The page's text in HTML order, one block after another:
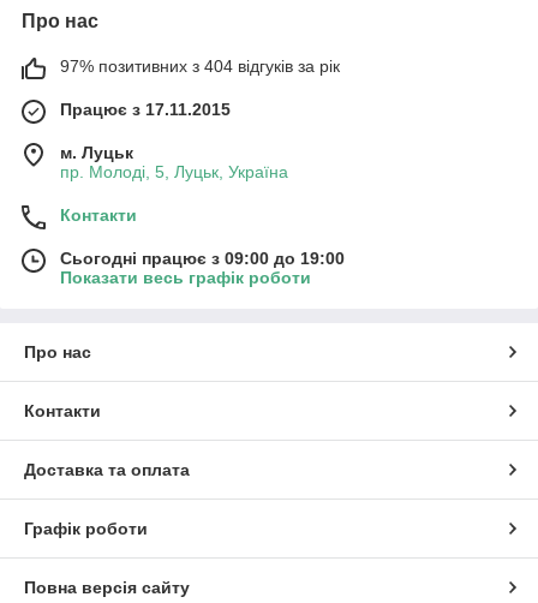
Про нас
97% позитивних з 404 відгуків за рік
Працює з 17.11.2015
м. Луцьк
пр. Молоді, 5, Луцьк, Україна
Контакти
Сьогодні працює з 09:00 до 19:00
Показати весь графік роботи
Про нас
Контакти
Доставка та оплата
Графік роботи
Повна версія сайту